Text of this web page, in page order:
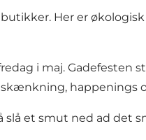
Her er økologisk
i maj. Gadefesten
happenings
slå et smut ned ad det